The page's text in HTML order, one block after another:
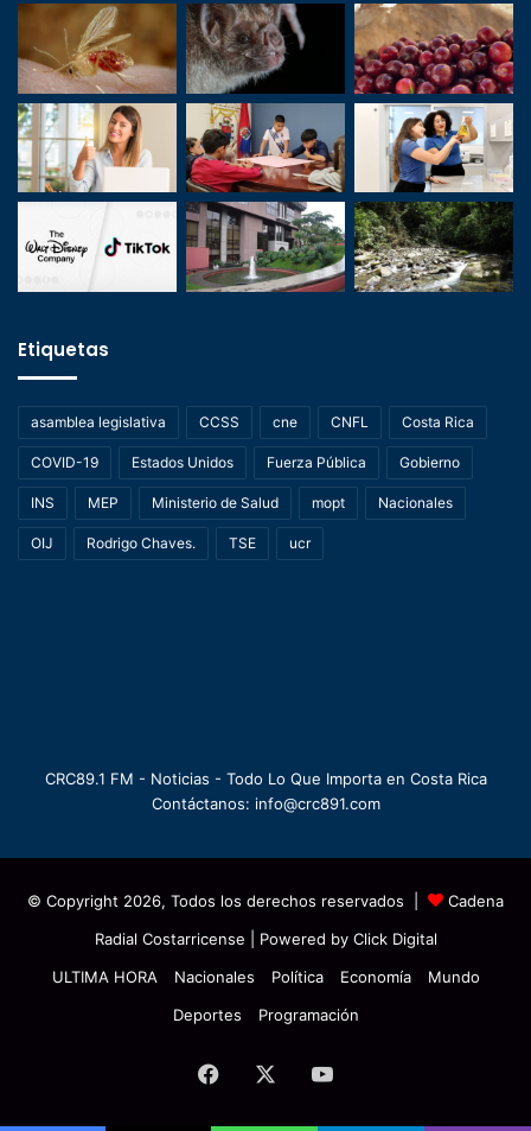
Etiquetas
asamblea legislativa CCSS cne CNFL Costa Rica
COVID-19 Estados Unidos Fuerza Pública Gobierno
INS MEP Ministerio de Salud mopt Nacionales
OIJ Rodrigo Chaves. TSE ucr
CRC89.1 FM - Noticias - Todo Lo Que Importa en Costa Rica
Contáctanos: info@crc891.com
© Copyright 2026, Todos los derechos reservados |
Cadena
Radial Costarricense | Powered by Click Digital
ULTIMA HORA
Nacionales Política Economía
Mundo
Deportes
Programación
Facebook YouTube